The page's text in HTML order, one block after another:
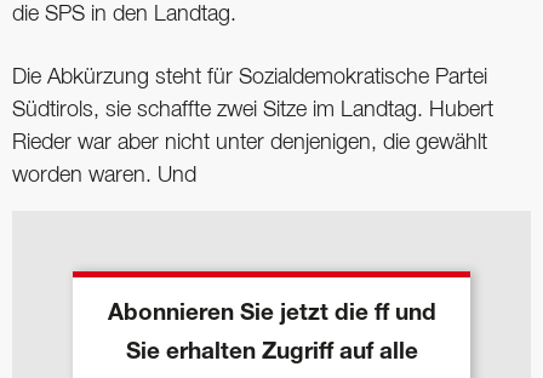
die SPS in den Landtag.
Die Abkürzung steht für Sozialdemokratische Partei
Südtirols, sie schaffte zwei Sitze im Landtag. Hubert
Rieder war aber nicht unter denjenigen, die gewählt
worden waren. Und
Abonnieren Sie jetzt die ff und
Sie erhalten Zugriff auf alle